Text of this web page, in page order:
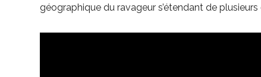
géographique du ravageur s’étendant de